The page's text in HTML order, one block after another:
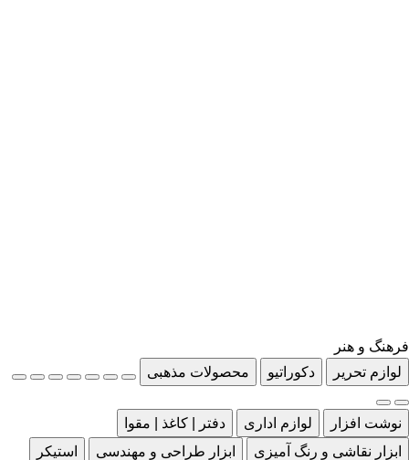
فرهنگ و هنر
لوازم تحریر
دکوراتیو محصولات مذهبی
نوشت افزار لوازم اداری
دفتر | کاغذ | مقوا
ابزار نقاشی و رنگ آمیزی
ابزار طراحی و مهندسی
استیکر